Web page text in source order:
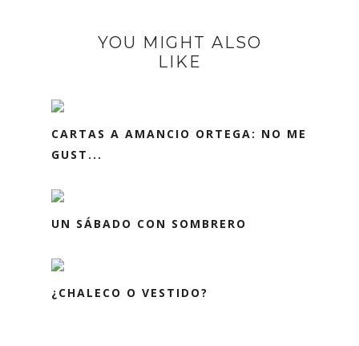
YOU MIGHT ALSO
LIKE
CARTAS A AMANCIO ORTEGA: NO ME
GUST...
UN SÁBADO CON SOMBRERO
¿CHALECO O VESTIDO?